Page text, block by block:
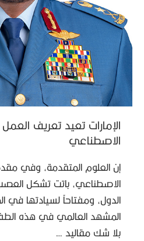
الإمارات تعيد تعريف
الاصطناعي
إن العلوم المتقدمة، وفي
الاصطناعي، باتت تشكل
الدول، ومفتاحاً لسيادتها في
المشهد العالمي في هذه
بلا شك مقاليد …